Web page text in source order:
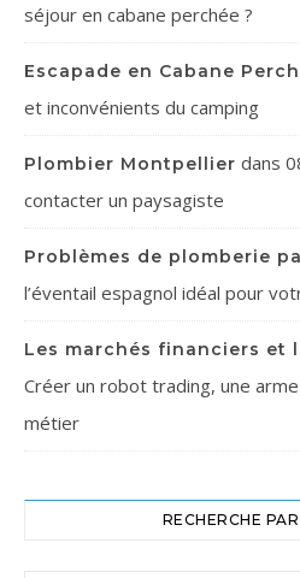
séjour en cabane perchée ?
Escapade en Cabane
et inconvénients du camping
Plombier Montpellier dans
contacter un paysagiste
Problèmes de plomberie
l’éventail espagnol idéal pour
Les marchés financiers et
Créer un robot trading, une
métier
RECHERCHE